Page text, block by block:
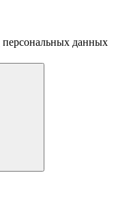
персональных данных